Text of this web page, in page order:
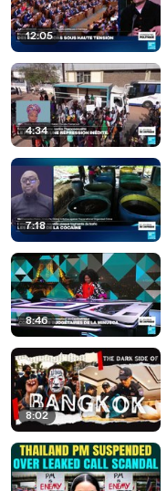
12:05
4:34
7:18
8:46
8:02